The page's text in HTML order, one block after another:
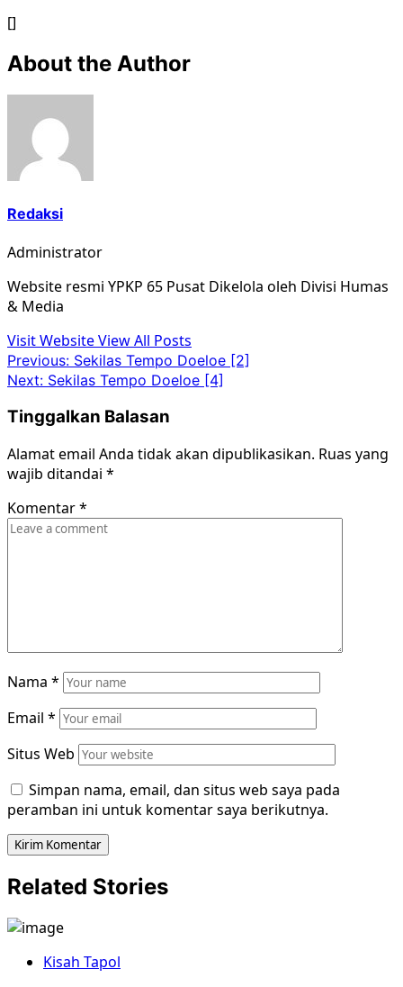
[]
About the Author
Redaksi
Administrator
Website resmi YPKP 65 Pusat Dikelola oleh Divisi Humas
& Media
Visit WebsiteView All Posts
Post
navigation
Previous: Sekilas Tempo Doeloe [2]
Next: Sekilas Tempo Doeloe [4]
Tinggalkan Balasan
Alamat email Anda tidak akan dipublikasikan. Ruas yang
wajib ditandai *
Komentar*
Nama *
Email *
Situs Web
Simpan nama, email, dan situs web saya pada
peramban ini untuk komentar saya berikutnya.
Related Stories
Kisah Tapol